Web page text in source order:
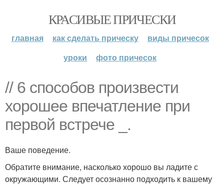
КРАСИВЫЕ ПРИЧЕСКИ
главная как сделать прическу
виды причесок
уроки
фото причесок
// 6 способов произвести
хорошее впечатление при
первой встрече _.
Ваше поведение.
Обратите внимание, насколько хорошо вы ладите с
окружающими. Следует осознанно подходить к вашему